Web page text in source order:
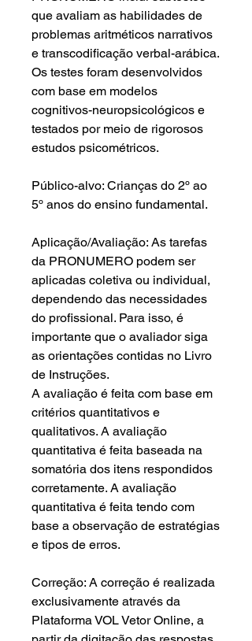
que avaliam as habilidades de
problemas aritméticos narrativos
e transcodificação verbal-arábica.
Os testes foram desenvolvidos
com base em modelos
cognitivos-neuropsicológicos e
testados por meio de rigorosos
estudos psicométricos.
Público-alvo: Crianças do 2º ao
5º anos do ensino fundamental.
Aplicação/Avaliação: As tarefas
da PRONUMERO podem ser
aplicadas coletiva ou individual,
dependendo das necessidades
do profissional. Para isso, é
importante que o avaliador siga
as orientações contidas no Livro
de Instruções.
A avaliação é feita com base em
critérios quantitativos e
qualitativos. A avaliação
quantitativa é feita baseada na
somatória dos itens respondidos
corretamente. A avaliação
quantitativa é feita tendo com
base a observação de estratégias
e tipos de erros.
Correção: A correção é realizada
exclusivamente através da
Plataforma VOL Vetor Online, a